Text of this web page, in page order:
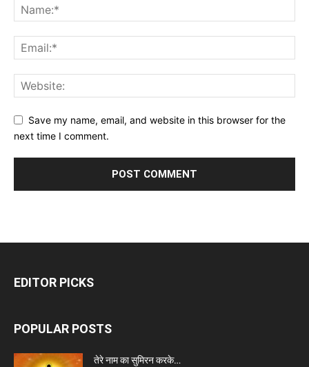
Save my name, email, and website in this browser for the
next time I comment.
EDITOR PICKS
POPULAR POSTS
तेरे नाम का सुमिरन करके…